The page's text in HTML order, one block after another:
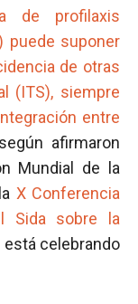
de profilaxis
puede suponer
de otras
(ITS), siempre
entre
afirmaron
Mundial de la
X Conferencia
Sida sobre la
está celebrando